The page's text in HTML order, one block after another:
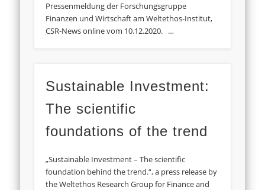
Pressenmeldung der Forschungsgruppe
Finanzen und Wirtschaft am Weltethos-Institut,
CSR-News online vom 10.12.2020. …
Sustainable Investment:
The scientific
foundations of the trend
„Sustainable Investment – The scientific
foundation behind the trend.“, a press release by
the Weltethos Research Group for Finance and